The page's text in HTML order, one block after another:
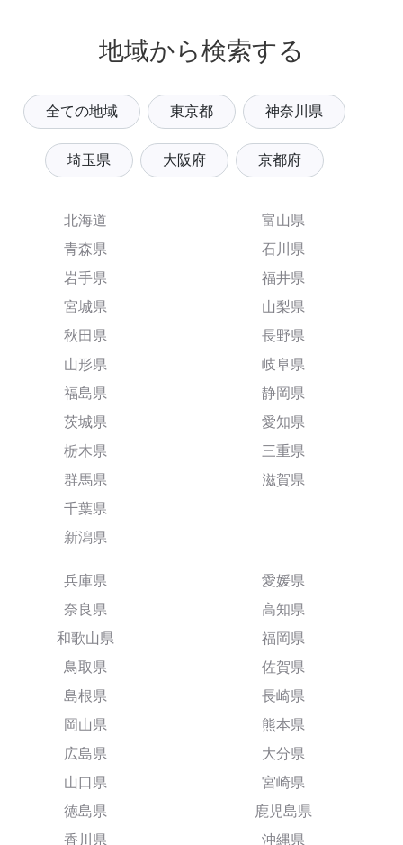
地域から検索する
全ての地域 東京都 神奈川県
埼玉県 大阪府 京都府
北海道
青森県
岩手県
宮城県
秋田県
山形県
福島県
茨城県
栃木県
群馬県
千葉県
新潟県
富山県
石川県
福井県
山梨県
長野県
岐阜県
静岡県
愛知県
三重県
滋賀県
兵庫県
奈良県
和歌山県
鳥取県
島根県
岡山県
広島県
山口県
徳島県
香川県
愛媛県
高知県
福岡県
佐賀県
長崎県
熊本県
大分県
宮崎県
鹿児島県
沖縄県